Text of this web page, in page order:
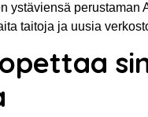
ystäviensä
taitoja ja uusia